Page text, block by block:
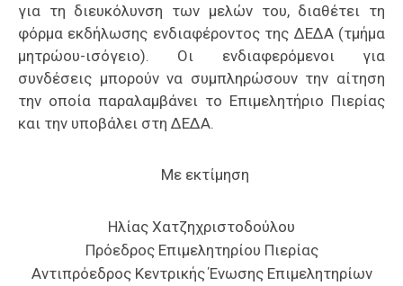
για τη διευκόλυνση των μελών του, διαθέτει τη
φόρμα εκδήλωσης ενδιαφέροντος της ΔΕΔΑ (τμήμα
μητρώου-ισόγειο). Οι ενδιαφερόμενοι για
συνδέσεις μπορούν να συμπληρώσουν την αίτηση
την οποία παραλαμβάνει το Επιμελητήριο Πιερίας
και την υποβάλει στη ΔΕΔΑ.
Με εκτίμηση
Ηλίας Χατζηχριστοδούλου
Πρόεδρος Επιμελητηρίου Πιερίας
Αντιπρόεδρος Κεντρικής Ένωσης Επιμελητηρίων